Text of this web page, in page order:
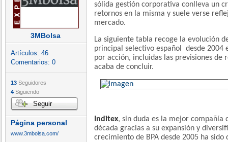
3MBolsa
Artículos: 46
Comentarios: 0
13 Seguidores
4 Siguiendo
Seguir
Página personal
www.3mbolsa.com/
sólida gestión corporativa conlleva un
retornos en la misma y suele verse
mercado.
La siguiente tabla recoge la evolución
principal selectivo español desde 2004
por acción, incluidas las previsiones de
acaba de concluir.
Inditex, sin duda es la mejor compañía
década gracias a su expansión y
crecimiento de BPA desde 2005 ha